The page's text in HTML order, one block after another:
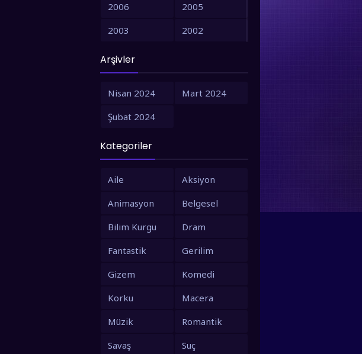
2006
2005
2003
2002
2001
1993
1991
Arşivler
Nisan 2024
Mart 2024
Şubat 2024
Kategoriler
Aile
Aksiyon
Animasyon
Belgesel
Bilim Kurgu
Dram
Fantastik
Gerilim
Gizem
Komedi
Korku
Macera
Müzik
Romantik
Savaş
Suç